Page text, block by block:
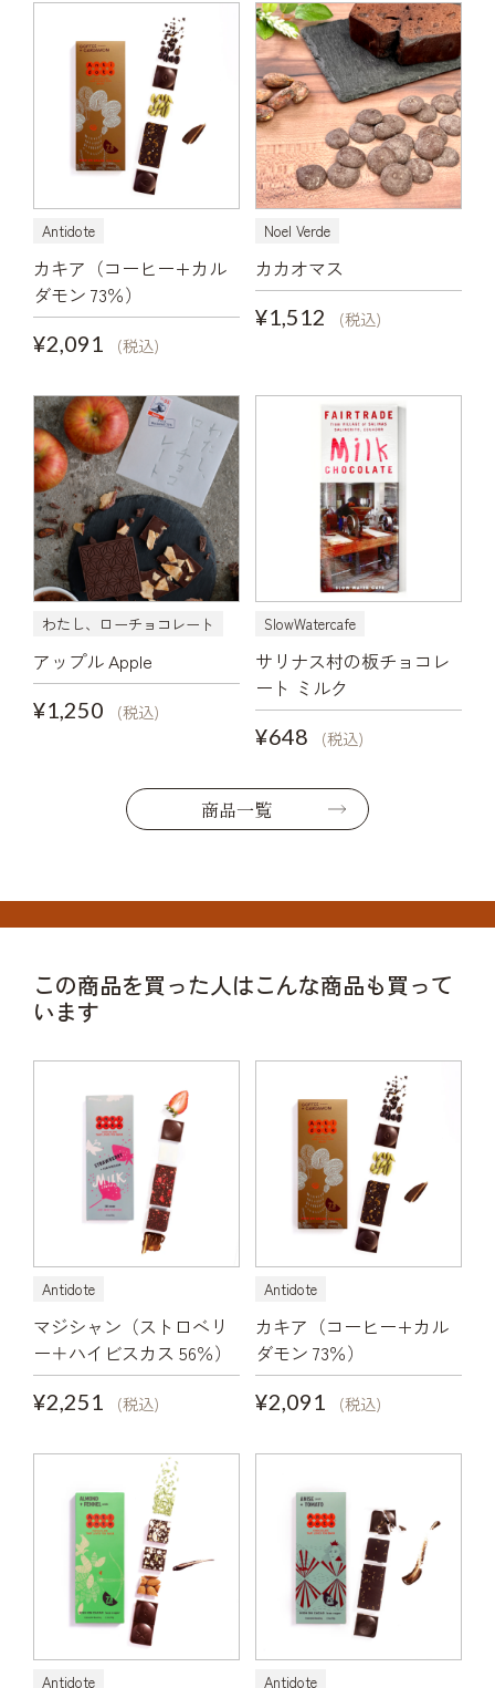
Antidote
カキア（コーヒー+カル
ダモン 73％）
¥2,091
(税込)
Noel Verde
カカオマス
¥1,512
(税込)
わたし、ローチョコレート
アップル Apple
¥1,250
(税込)
SlowWatercafe
サリナス村の板チョコレ
ート ミルク
¥648
(税込)
商品一覧
この商品を買った人はこんな商品も買って
います
Antidote
マジシャン（ストロベリ
ー＋ハイビスカス 56％）
¥2,251
(税込)
Antidote
カキア（コーヒー+カル
ダモン 73％）
¥2,091
(税込)
Antidote Antidote